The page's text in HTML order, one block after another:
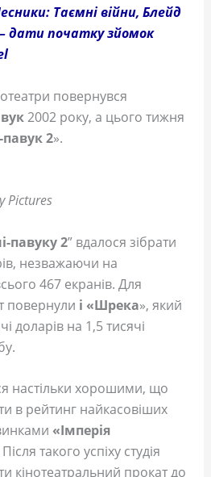
Таємні війни, Блейд
дати початку зйомок
повернувся
2002 року, а цього тижня
2».
Pictures
павуку 2” вдалося зібрати
незважаючи на
467 екранів. Для
повернули і «Шрека», який
доларів на 1,5 тисячі
настільки хорошими, що
в рейтинг найкасовіших
«Імперія
Після такого успіху студія
кінотеатральний прокат до